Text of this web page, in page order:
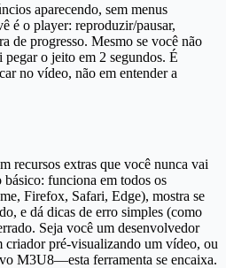
aparecendo, sem menus
é o player: reproduzir/pausar,
de progresso. Mesmo se você não
o jeito em 2 segundos. É
no vídeo, não em entender a
recursos extras que você nunca vai
funciona em todos os
Firefox, Safari, Edge), mostra se
e dá dicas de erro simples (como
Seja você um desenvolvedor
criador pré-visualizando um vídeo, ou
M3U8—esta ferramenta se encaixa.